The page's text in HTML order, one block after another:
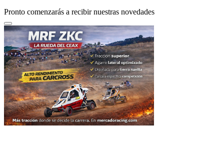
Pronto comenzarás a recibir nuestras novedades